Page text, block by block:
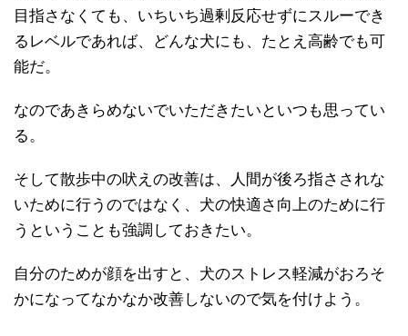
目指さなくても、いちいち過剰反応せずにスルーでき
るレベルであれば、どんな犬にも、たとえ高齢でも可
能だ。
なのであきらめないでいただきたいといつも思ってい
る。
そして散歩中の吠えの改善は、人間が後ろ指さされな
いために行うのではなく、犬の快適さ向上のために行
うということも強調しておきたい。
自分のためが顔を出すと、犬のストレス軽減がおろそ
かになってなかなか改善しないので気を付けよう。